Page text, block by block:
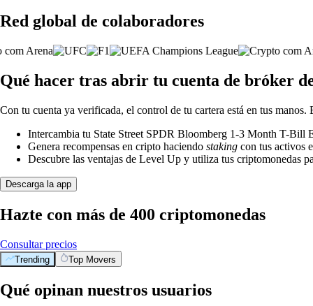
Red global de colaboradores
Qué hacer tras abrir tu cuenta de bróker
Con tu cuenta ya verificada, el control de tu cartera está en tus
Intercambia tu State Street SPDR Bloomberg 1-3 Month T-Bill
Genera recompensas en cripto haciendo staking con tus activos
Descubre las ventajas de Level Up y utiliza tus criptomonedas
Descarga la app
Hazte con más de 400 criptomonedas
Consultar precios
Trending Top Movers
Qué opinan nuestros usuarios